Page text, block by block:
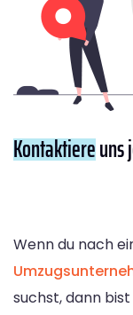
Kontaktiereuns
Wenn du nach
suchst, dann